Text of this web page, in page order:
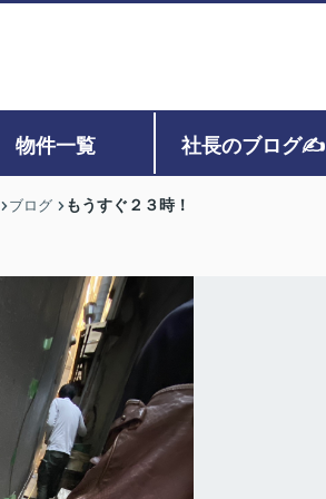
物件一覧 社長のブログ✍
ブログ もうすぐ２３時！